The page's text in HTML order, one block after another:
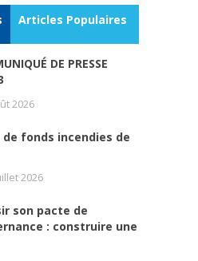
Articles Populaires
DE PRESSE
2026
de fonds incendies de
2026
son pacte de
: construire une